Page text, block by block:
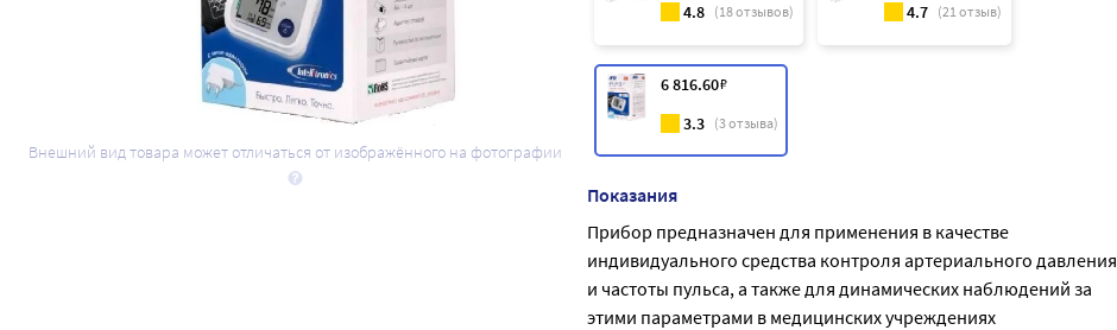
Внешний вид товара может отличаться от изображённого на фотографии
4.8 (18отзывов) 4.7 (21отзыв)
6 816.60₽
3.3 (3отзыва)
Показания
Прибор предназначен для применения в качестве
индивидуального средства контроля артериального давления
и частоты пульса, а также для динамических наблюдений за
этими параметрами в медицинских учреждениях